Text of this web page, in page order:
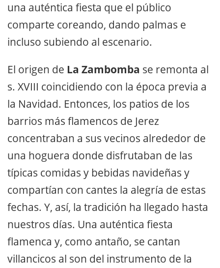
una auténtica fiesta que el público
comparte coreando, dando palmas e
incluso subiendo al escenario.
El origen de La Zambomba se remonta al
s. XVIII coincidiendo con la época previa a
la Navidad. Entonces, los patios de los
barrios más flamencos de Jerez
concentraban a sus vecinos alrededor de
una hoguera donde disfrutaban de las
típicas comidas y bebidas navideñas y
compartían con cantes la alegría de estas
fechas. Y, así, la tradición ha llegado hasta
nuestros días. Una auténtica fiesta
flamenca y, como antaño, se cantan
villancicos al son del instrumento de la